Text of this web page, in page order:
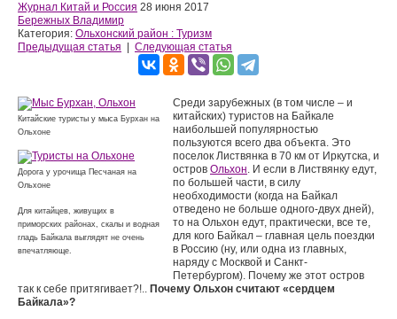
Журнал Китай и Россия 28 июня 2017
Бережных Владимир
Категория: Ольхонский район : Туризм
Предыдущая статья
Следующая статья
Китайские туристы у мыса Бурхан на
Ольхоне
Дорога у урочища Песчаная на
Ольхоне
Для китайцев, живущих в
приморских районах, скалы и водная
гладь Байкала выглядят не очень
впечатляюще.
Среди зарубежных (в том числе – и
китайских) туристов на Байкале
наибольшей популярностью
пользуются всего два объекта. Это
поселок Листвянка в 70 км от Иркутска, и
остров Ольхон. И если в Листвянку едут,
по большей части, в силу
необходимости (когда на Байкал
отведено не больше одного-двух дней),
то на Ольхон едут, практически, все те,
для кого Байкал – главная цель поездки
в Россию (ну, или одна из главных,
наряду с Москвой и Санкт-
Петербургом). Почему же этот остров
так к себе притягивает?!.. Почему Ольхон считают «сердцем
Байкала»?